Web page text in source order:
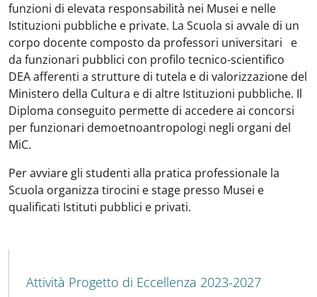
funzioni di elevata responsabilità nei Musei e nelle
Istituzioni pubbliche e private. La Scuola si avvale di un
corpo docente composto da professori universitari e
da funzionari pubblici con profilo tecnico-scientifico
DEA afferenti a strutture di tutela e di valorizzazione del
Ministero della Cultura e di altre Istituzioni pubbliche. Il
Diploma conseguito permette di accedere ai concorsi
per funzionari demoetnoantropologi negli organi del
MiC.
Per avviare gli studenti alla pratica professionale la
Scuola organizza tirocini e stage presso Musei e
qualificati Istituti pubblici e privati.
MENU CEV SECOND NAVIGATION
Attività Progetto di Eccellenza 2023-2027